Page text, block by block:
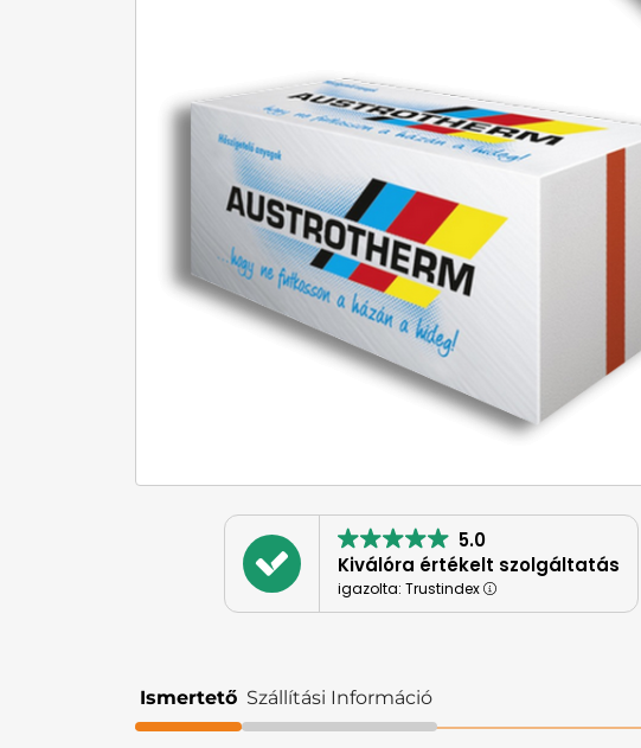
5.0
Kiválóra értékelt szolgáltatás
igazolta: Trustindex
Ismertető Szállítási Információ